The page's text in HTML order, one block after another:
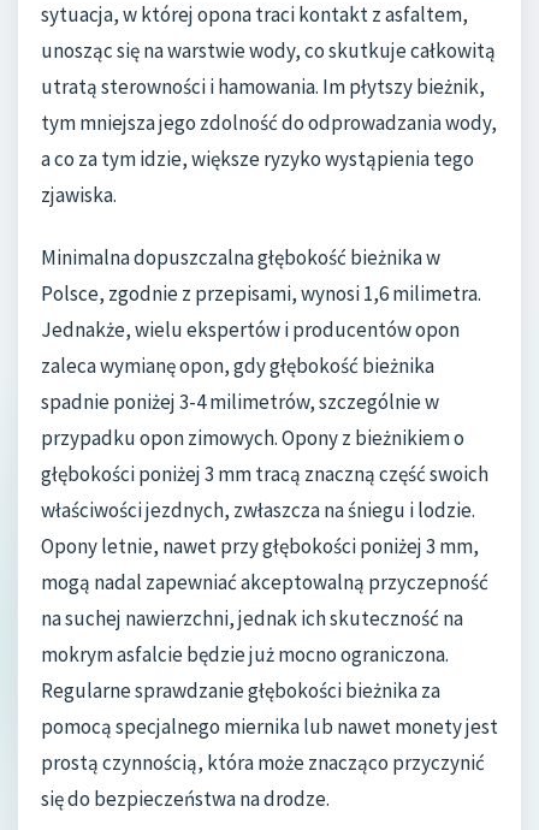
sytuacja, w której opona traci kontakt z asfaltem,
unosząc się na warstwie wody, co skutkuje całkowitą
utratą sterowności i hamowania. Im płytszy bieżnik,
tym mniejsza jego zdolność do odprowadzania wody,
a co za tym idzie, większe ryzyko wystąpienia tego
zjawiska.
Minimalna dopuszczalna głębokość bieżnika w
Polsce, zgodnie z przepisami, wynosi 1,6 milimetra.
Jednakże, wielu ekspertów i producentów opon
zaleca wymianę opon, gdy głębokość bieżnika
spadnie poniżej 3-4 milimetrów, szczególnie w
przypadku opon zimowych. Opony z bieżnikiem o
głębokości poniżej 3 mm tracą znaczną część swoich
właściwości jezdnych, zwłaszcza na śniegu i lodzie.
Opony letnie, nawet przy głębokości poniżej 3 mm,
mogą nadal zapewniać akceptowalną przyczepność
na suchej nawierzchni, jednak ich skuteczność na
mokrym asfalcie będzie już mocno ograniczona.
Regularne sprawdzanie głębokości bieżnika za
pomocą specjalnego miernika lub nawet monety jest
prostą czynnością, która może znacząco przyczynić
się do bezpieczeństwa na drodze.